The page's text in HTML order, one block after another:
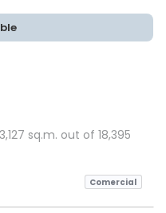
sq.m. out of 18,395
Comercial